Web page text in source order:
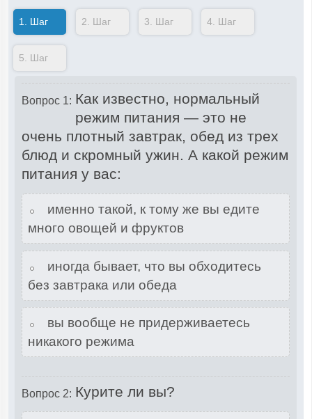
1. Шаг 2. Шаг 3. Шаг 4. Шаг
5. Шаг
Вопрос 1: Как известно, нормальный
режим питания — это не
очень плотный завтрак, обед из трех
блюд и скромный ужин. А какой режим
питания у вас:
именно такой, к тому же вы едите
много овощей и фруктов
иногда бывает, что вы обходитесь
без завтрака или обеда
вы вообще не придерживаетесь
никакого режима
Вопрос 2: Курите ли вы?